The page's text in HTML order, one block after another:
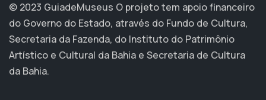
© 2023 GuiadeMuseus O projeto tem apoio financeiro
do Governo do Estado, através do Fundo de Cultura,
Secretaria da Fazenda, do Instituto do Patrimônio
Artístico e Cultural da Bahia e Secretaria de Cultura
da Bahia.